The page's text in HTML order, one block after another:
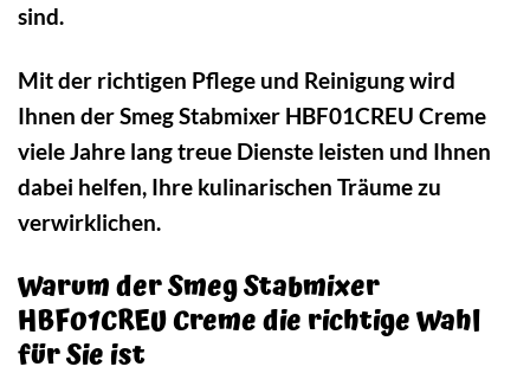
sind.
Mit der richtigen Pflege und Reinigung wird
Ihnen der Smeg Stabmixer HBF01CREU Creme
viele Jahre lang treue Dienste leisten und Ihnen
dabei helfen, Ihre kulinarischen Träume zu
verwirklichen.
Warum der Smeg Stabmixer
HBF01CREU Creme die richtige Wahl
für Sie ist